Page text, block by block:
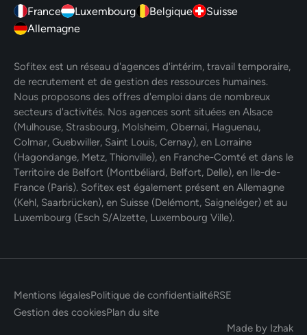
France Luxembourg Belgique
Suisse
Allemagne
Sofitex est un réseau d'agences d'intérim, travail temporaire,
de recrutement et de gestion des ressources humaines.
Nous proposons des offres d'emploi dans de nombreux
secteurs d'activités. Nos agences sont situées en Alsace
(Mulhouse, Strasbourg, Molsheim, Obernai, Haguenau,
Colmar, Guebwiller, Saint Louis, Cernay), en Lorraine
(Hagondange, Metz, Thionville), en Franche-Comté et dans le
Territoire de Belfort (Montbéliard, Belfort, Delle), en Ile-de-
France (Paris). Sofitex est également présent en Allemagne
(Kehl, Saarbrücken), en Suisse (Delémont, Saigneléger) et au
Luxembourg (Esch S/Alzette, Luxembourg Ville).
Mentions légalesPolitique de confidentialitéRSE
Gestion des cookiesPlan du site
Made by Izhak